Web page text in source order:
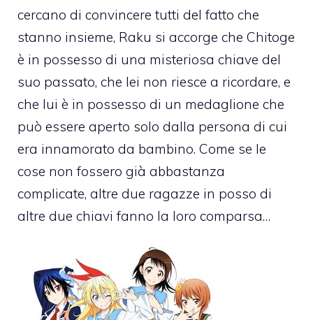
cercano di convincere tutti del fatto che
stanno insieme, Raku si accorge che Chitoge
è in possesso di una misteriosa chiave del
suo passato, che lei non riesce a ricordare, e
che lui è in possesso di un medaglione che
può essere aperto solo dalla persona di cui
era innamorato da bambino. Come se le
cose non fossero già abbastanza
complicate, altre due ragazze in posso di
altre due chiavi fanno la loro comparsa…